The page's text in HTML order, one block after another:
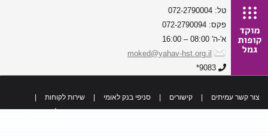
טל: 072-2790004
פקס: 072-2790094
א'-ה' 08:00 – 16:00
moked@yahav-hst.org.il
9083*
צור קשר עמיתים קישורים סניפי בנק לאומי שירות לקוחות
כל הזכויות שמורות